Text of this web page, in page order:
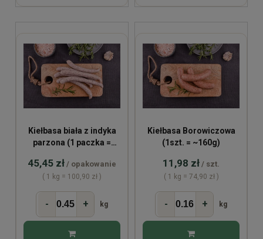
Kiełbasa biała z indyka
parzona (1 paczka =
45,45 zł / opakowanie
( 1 kg = 100,90 zł )
- + kg
Kiełbasa Borowiczowa
(1szt. = ~160g)
11,98 zł / szt.
( 1 kg = 74,90 zł )
- + kg